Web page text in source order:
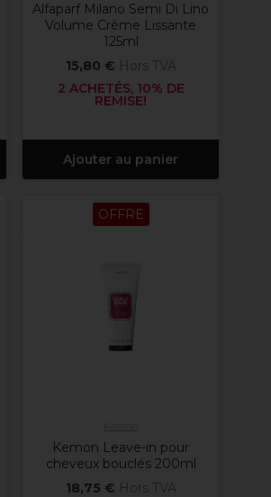
Alfaparf Milano Semi Di Lino
Volume Crème Lissante
125ml
15,80 € Hors TVA
2 ACHETÉS, 10% DE
REMISE!
Ajouter au panier
OFFRE
Kemon Leave-in pour
cheveux bouclés 200ml
18,75 € Hors TVA